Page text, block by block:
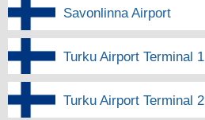
Savonlinna Airport
Turku Airport Terminal 1
Turku Airport Terminal 2